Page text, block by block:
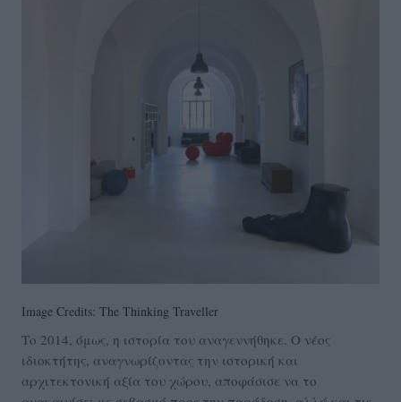
Image Credits: The Thinking Traveller
Το 2014, όμως, η ιστορία του αναγεννήθηκε. Ο νέος
ιδιοκτήτης, αναγνωρίζοντας την ιστορική και
αρχιτεκτονική αξία του χώρου, αποφάσισε να το